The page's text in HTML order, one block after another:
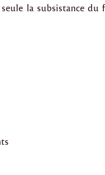
la subsistance du